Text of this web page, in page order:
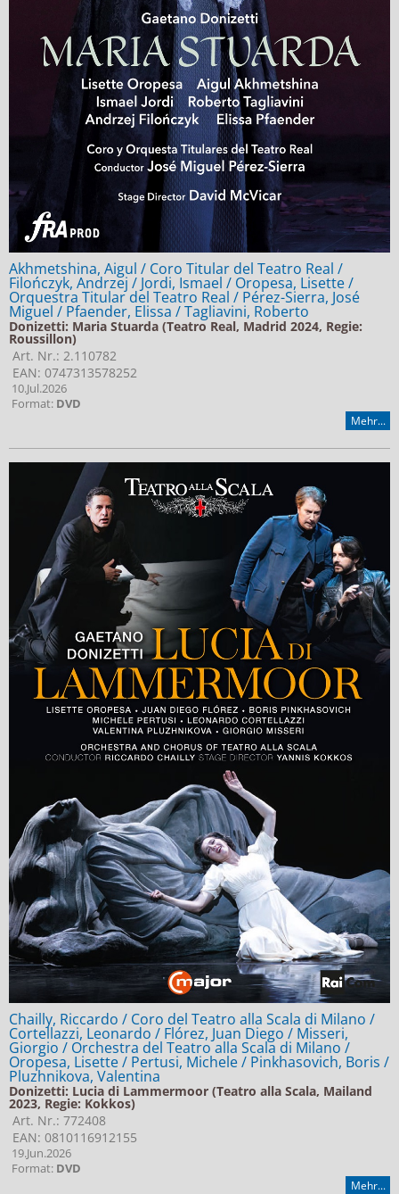
Akhmetshina, Aigul / Coro Titular del Teatro Real /
Filończyk, Andrzej / Jordi, Ismael / Oropesa, Lisette /
Orquestra Titular del Teatro Real / Pérez-Sierra, José
Miguel / Pfaender, Elissa / Tagliavini, Roberto
Donizetti: Maria Stuarda (Teatro Real, Madrid 2024, Regie:
Roussillon)
Art. Nr.: 2.110782
EAN: 0747313578252
10.Jul.2026
Format: DVD
Mehr...
Chailly, Riccardo / Coro del Teatro alla Scala di Milano /
Cortellazzi, Leonardo / Flórez, Juan Diego / Misseri,
Giorgio / Orchestra del Teatro alla Scala di Milano /
Oropesa, Lisette / Pertusi, Michele / Pinkhasovich, Boris /
Pluzhnikova, Valentina
Donizetti: Lucia di Lammermoor (Teatro alla Scala, Mailand
2023, Regie: Kokkos)
Art. Nr.: 772408
EAN: 0810116912155
19.Jun.2026
Format: DVD
Mehr...